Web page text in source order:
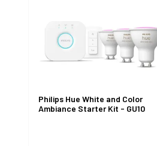
Philips Hue White and Color
Ambiance Starter Kit - GU10